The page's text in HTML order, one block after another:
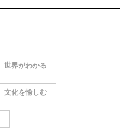
世界がわかる
文化を愉しむ